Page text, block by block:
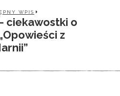
WPIS
ciekawostki o
z